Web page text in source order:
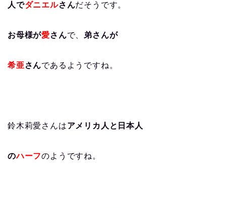
人でダニエルさんだそうです。
お母様が愛さんで、 弟さんが
希亜さんであるようですね。
鈴木莉愛さんはアメリカ人と日本人
のハーフのようですね。